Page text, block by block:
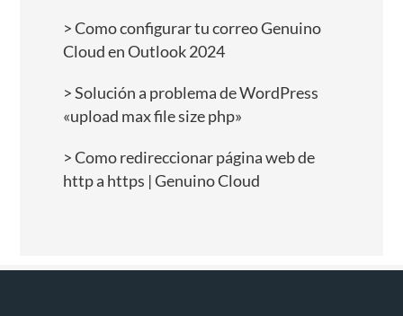
Como configurar tu correo Genuino
Cloud en Outlook 2024
Solución a problema de WordPress
«upload max file size php»
Como redireccionar página web de
http a https | Genuino Cloud